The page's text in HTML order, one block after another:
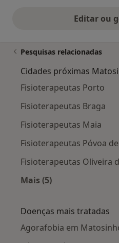
Editar ou
Pesquisas relacionadas
Cidades próximas
Fisioterapeutas Porto
Fisioterapeutas Braga
Fisioterapeutas Maia
Fisioterapeutas Póvoa
Fisioterapeutas Oliveira
Mais (5)
Doenças mais tratadas
Agorafobia em